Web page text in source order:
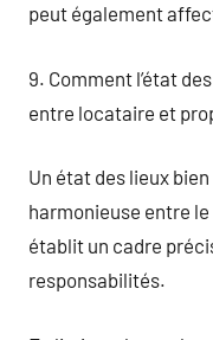
peut également
9. Comment l’état
entre locataire et
Un état des lieux
harmonieuse entre
établit un cadre
responsabilités.